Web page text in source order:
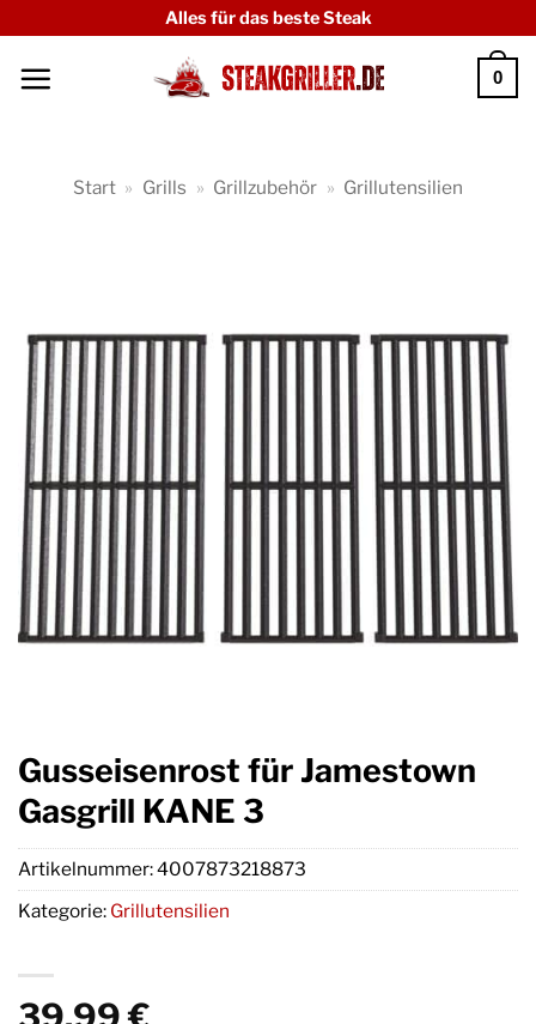
springen
Alles für das beste Steak
0
Start » Grills » Grillzubehör » Grillutensilien
Gusseisenrost für Jamestown
Gasgrill KANE 3
Artikelnummer:4007873218873
Kategorie: Grillutensilien